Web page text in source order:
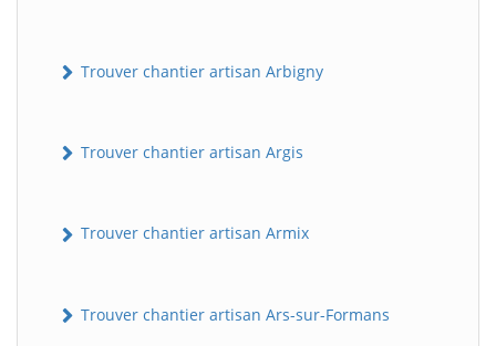
Trouver chantier artisan Arbigny
Trouver chantier artisan Argis
Trouver chantier artisan Armix
Trouver chantier artisan Ars-sur-Formans